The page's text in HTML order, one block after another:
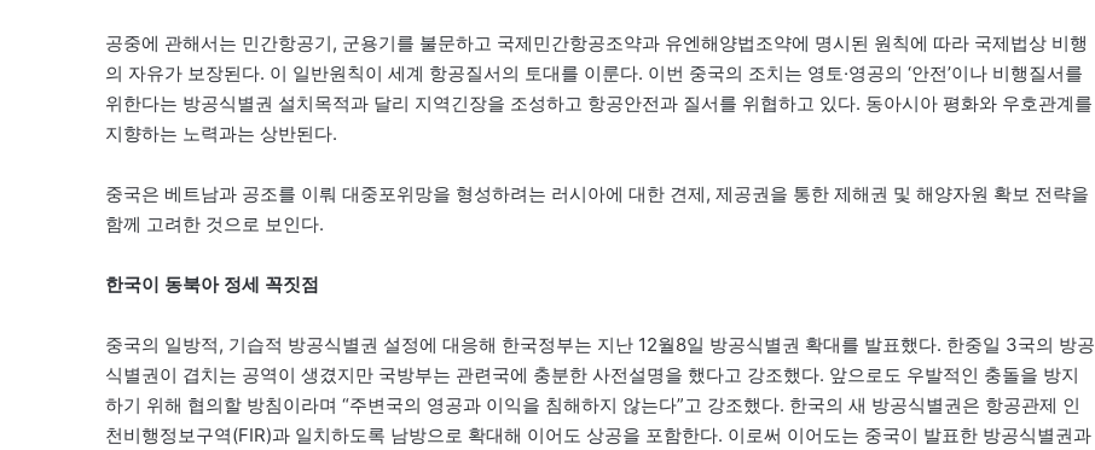
공중에 관해서는 민간항공기, 군용기를 불문하고 국제민간항공조약과 유엔해양법조약에 명시된 원칙에 따라 국제법상 비행
의 자유가 보장된다. 이 일반원칙이 세계 항공질서의 토대를 이룬다. 이번 중국의 조치는 영토·영공의 ‘안전’이나 비행질서를
위한다는 방공식별권 설치목적과 달리 지역긴장을 조성하고 항공안전과 질서를 위협하고 있다. 동아시아 평화와 우호관계를
지향하는 노력과는 상반된다.
중국은 베트남과 공조를 이뤄 대중포위망을 형성하려는 러시아에 대한 견제, 제공권을 통한 제해권 및 해양자원 확보 전략을
함께 고려한 것으로 보인다.
한국이 동북아 정세 꼭짓점
중국의 일방적, 기습적 방공식별권 설정에 대응해 한국정부는 지난 12월8일 방공식별권 확대를 발표했다. 한중일 3국의 방공
식별권이 겹치는 공역이 생겼지만 국방부는 관련국에 충분한 사전설명을 했다고 강조했다. 앞으로도 우발적인 충돌을 방지
하기 위해 협의할 방침이라며 “주변국의 영공과 이익을 침해하지 않는다”고 강조했다. 한국의 새 방공식별권은 항공관제 인
천비행정보구역(FIR)과 일치하도록 남방으로 확대해 이어도 상공을 포함한다. 이로써 이어도는 중국이 발표한 방공식별권과